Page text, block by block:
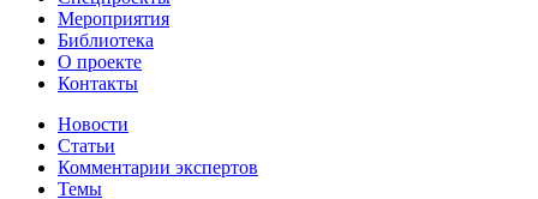
Мероприятия
Библиотека
О проекте
Контакты
Новости
Статьи
Комментарии экспертов
Темы